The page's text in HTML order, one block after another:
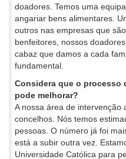
doadores. Temos uma
angariar bens alimentares.
outros nas empresas que
benfeitores, nossos
cabaz que damos a cada
fundamental.
Considera que o
pode melhorar?
A nossa área de intervenção
concelhos. Nós temos
pessoas. O número já foi
está a subir outra vez.
Universidade Católica para